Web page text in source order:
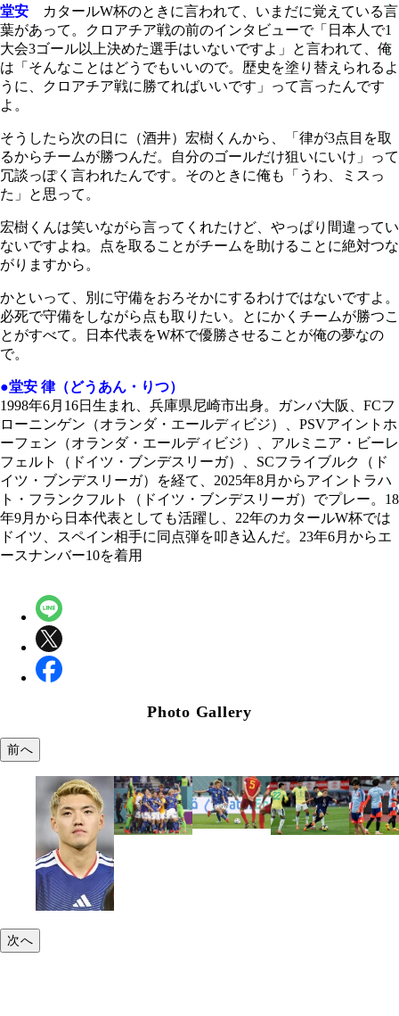
堂安 カタールW杯のときに言われて、いまだに覚えている言
葉があって。クロアチア戦の前のインタビューで「日本人で1
大会3ゴール以上決めた選手はいないですよ」と言われて、俺
は「そんなことはどうでもいいので。歴史を塗り替えられるよ
うに、クロアチア戦に勝てればいいです」って言ったんです
よ。
そうしたら次の日に（酒井）宏樹くんから、「律が3点目を取
るからチームが勝つんだ。自分のゴールだけ狙いにいけ」って
冗談っぽく言われたんです。そのときに俺も「うわ、ミスっ
た」と思って。
宏樹くんは笑いながら言ってくれたけど、やっぱり間違ってい
ないですよね。点を取ることがチームを助けることに絶対つな
がりますから。
かといって、別に守備をおろそかにするわけではないですよ。
必死で守備をしながら点も取りたい。とにかくチームが勝つこ
とがすべて。日本代表をW杯で優勝させることが俺の夢なの
で。
●堂安 律（どうあん・りつ）
1998年6月16日生まれ、兵庫県尼崎市出身。ガンバ大阪、FCフ
ローニンゲン（オランダ・エールディビジ）、PSVアイントホ
ーフェン（オランダ・エールディビジ）、アルミニア・ビーレ
フェルト（ドイツ・ブンデスリーガ）、SCフライブルク（ド
イツ・ブンデスリーガ）を経て、2025年8月からアイントラハ
ト・フランクフルト（ドイツ・ブンデスリーガ）でプレー。18
年9月から日本代表としても活躍し、22年のカタールW杯では
ドイツ、スペイン相手に同点弾を叩き込んだ。23年6月からエ
ースナンバー10を着用
Photo Gallery
前へ
次へ